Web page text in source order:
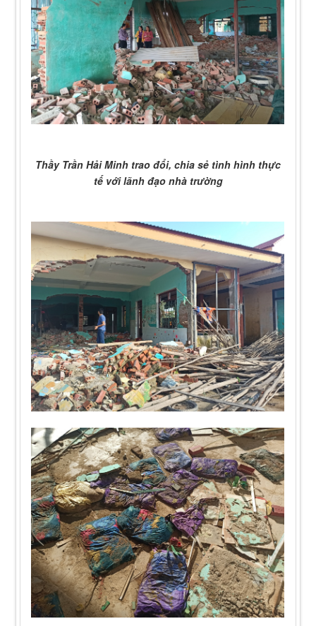
Thầy Trần Hải Minh trao đổi, chia sẻ tình hình thực
tế với lãnh đạo nhà trường